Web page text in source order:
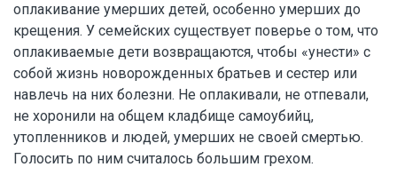
оплакивание умерших детей, особенно умерших до
крещения. У семейских существует поверье о том, что
оплакиваемые дети возвращаются, чтобы «унести» с
собой жизнь новорожденных братьев и сестер или
навлечь на них болезни. Не оплакивали, не отпевали,
не хоронили на общем кладбище самоубийц,
утопленников и людей, умерших не своей смертью.
Голосить по ним считалось большим грехом.